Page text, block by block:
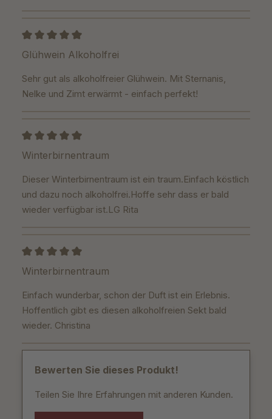
Bewertung mit 5 von 5 Sternen
Glühwein Alkoholfrei
Sehr gut als alkoholfreier Glühwein. Mit Sternanis,
Nelke und Zimt erwärmt - einfach perfekt!
Bewertung mit 5 von 5 Sternen
Winterbirnentraum
Dieser Winterbirnentraum ist ein traum.Einfach köstlich
und dazu noch alkoholfrei.Hoffe sehr dass er bald
wieder verfügbar ist.LG Rita
Bewertung mit 5 von 5 Sternen
Winterbirnentraum
Einfach wunderbar, schon der Duft ist ein Erlebnis.
Hoffentlich gibt es diesen alkoholfreien Sekt bald
wieder. Christina
Bewerten Sie dieses Produkt!
Teilen Sie Ihre Erfahrungen mit anderen Kunden.